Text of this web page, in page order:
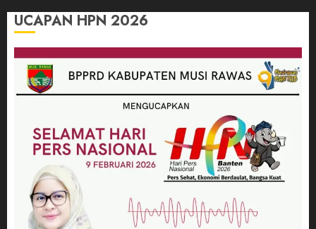
UCAPAN HPN 2026